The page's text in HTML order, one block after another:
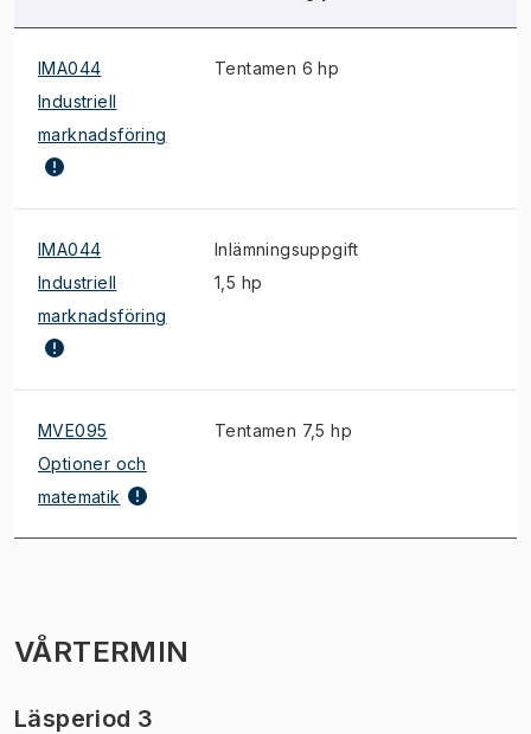
IMA044
Industriell
marknadsföring
Tentamen 6 hp
IMA044
Industriell
marknadsföring
Inlämningsuppgift
1,5 hp
MVE095
Optioner och
matematik
Tentamen 7,5 hp
VÅRTERMIN
Läsperiod 3